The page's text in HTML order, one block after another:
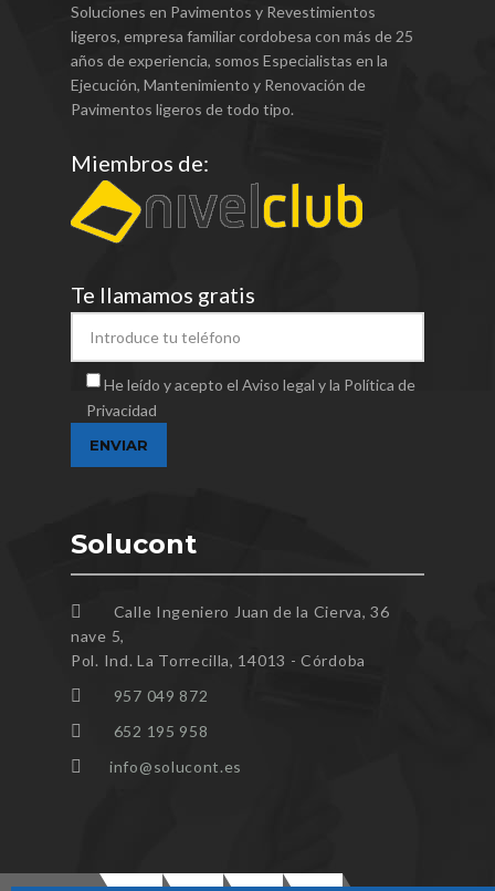
Soluciones en Pavimentos y Revestimientos
ligeros, empresa familiar cordobesa con más de 25
años de experiencia, somos Especialistas en la
Ejecución, Mantenimiento y Renovación de
Pavimentos ligeros de todo tipo.
Miembros de:
Te llamamos gratis
He leído y acepto el Aviso legal y la Política de
Privacidad
Solucont
Calle Ingeniero Juan de la Cierva, 36
nave 5,
Pol. Ind. La Torrecilla, 14013 - Córdoba
957 049 872
652 195 958
info@solucont.es